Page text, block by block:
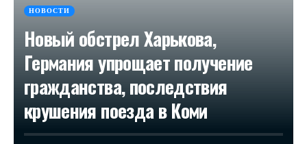
НОВОСТИ
Новый обстрел Харькова,
Германия упрощает получение
гражданства, последствия
крушения поезда в Коми